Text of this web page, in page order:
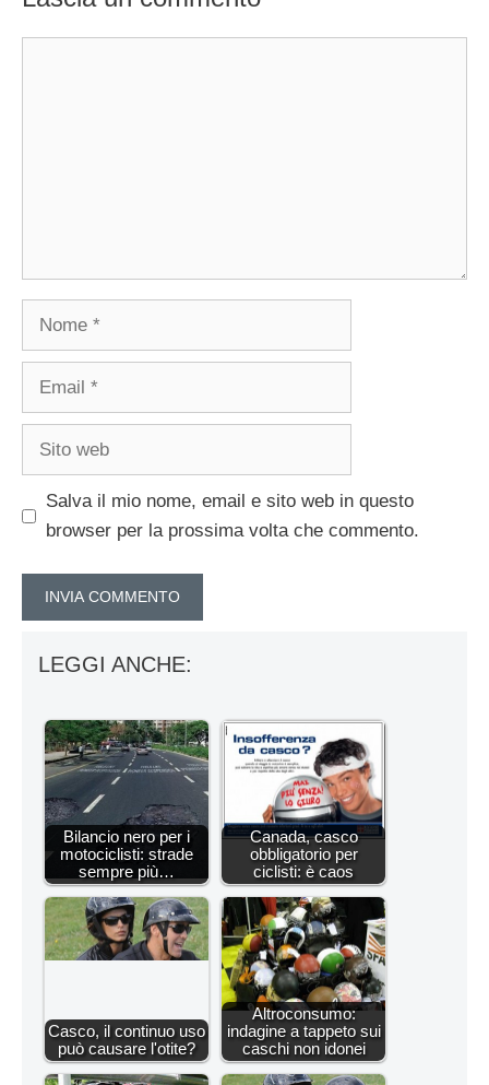
Nome
Email
Sito
Salva il mio nome, email e sito web in questo
browser per la prossima volta che commento.
LEGGI ANCHE:
Bilancio nero per i
motociclisti: strade
sempre più…
Canada, casco
obbligatorio per
ciclisti: è caos
Casco, il continuo uso
può causare l'otite?
Altroconsumo:
indagine a tappeto sui
caschi non idonei